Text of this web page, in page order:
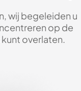
wij begeleiden u
op de
overlaten.